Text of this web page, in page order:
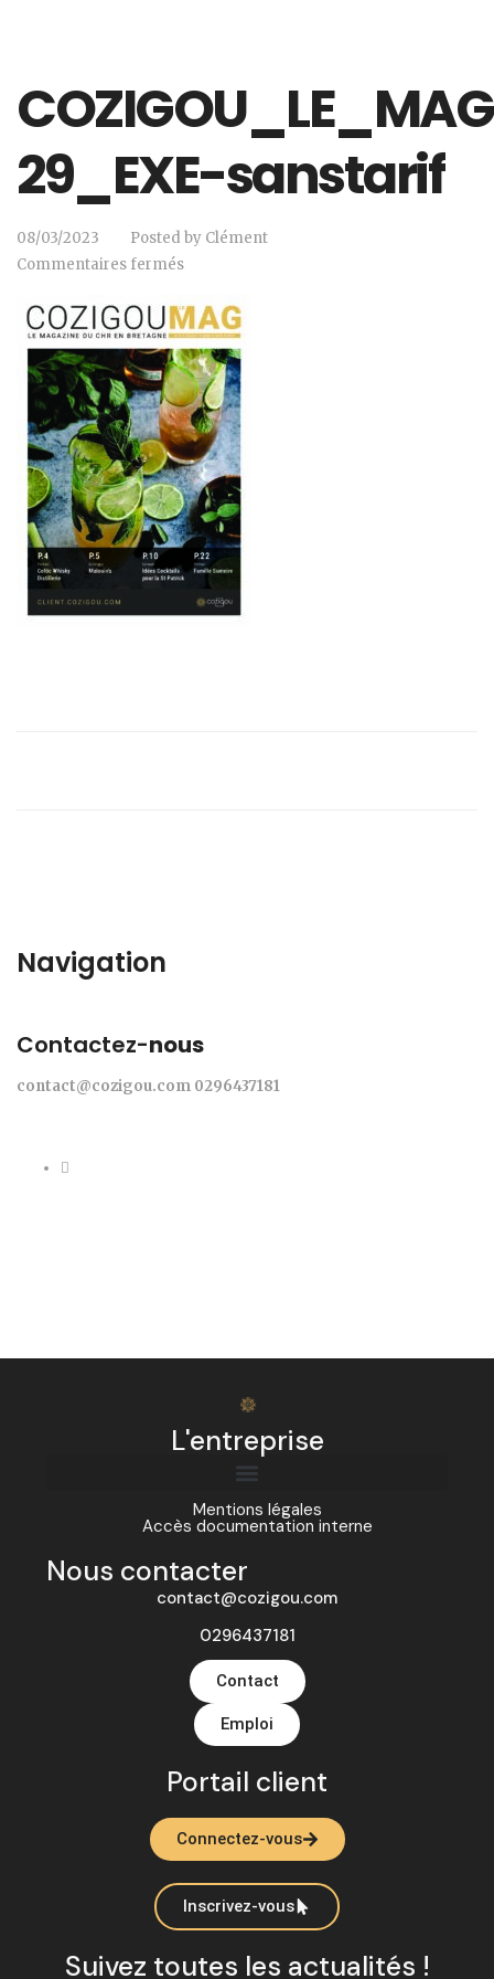
29_EXE-sanstarif
08/03/2023 Posted by Clément
Commentaires fermés
Navigation
Contactez-nous
contact@cozigou.com 0296437181
L'entreprise
Mentions légales
Accès documentation interne
Nous contacter
contact@cozigou.com
0296437181
Contact
Emploi
Portail client
Connectez-vous
Inscrivez-vous
Suivez toutes les actualités !